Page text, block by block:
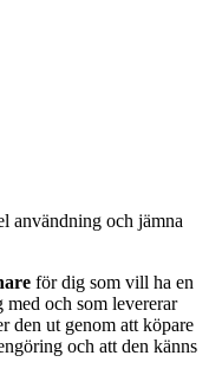
användning och jämna
för dig som vill ha en
och som levererar
den ut genom att köpare
och att den känns